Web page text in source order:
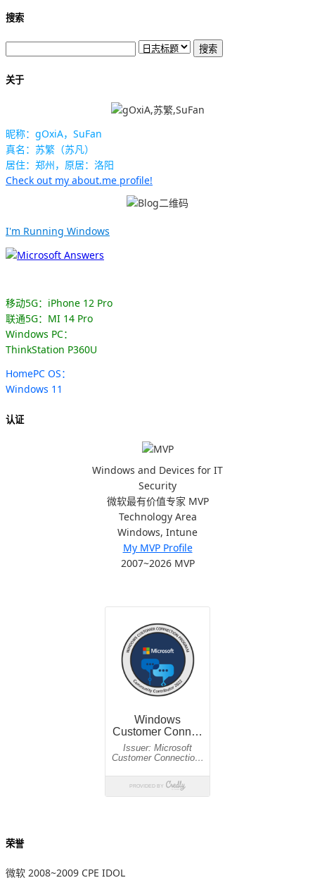
搜索
关于
昵称：gOxiA，SuFan
真名：苏繁（苏凡）
居住：郑州，原居：洛阳
Check out my about.me profile!
I'm Running Windows
移动5G：iPhone 12 Pro
联通5G：MI 14 Pro
Windows PC：
ThinkStation P360U
HomePC OS：
Windows 11
认证
Windows and Devices for IT
Security
微软最有价值专家 MVP
Technology Area
Windows, Intune
My MVP Profile
2007~2026 MVP
荣誉
微软 2008~2009 CPE IDOL